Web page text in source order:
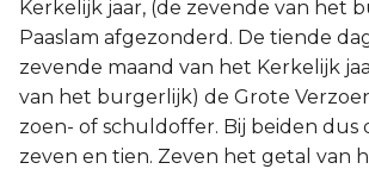
Kerkelijk jaar, (de zevende van het
Paaslam afgezonderd. De tiende
zevende maand van het Kerkelijk
van het burgerlijk) de Grote
zoen- of schuldoffer. Bij beiden dus
zeven en tien. Zeven het getal van